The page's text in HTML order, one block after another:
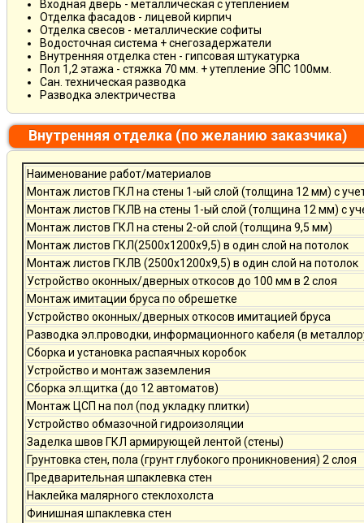
Входная дверь - металлическая с утеплением
Отделка фасадов - лицевой кирпич
Отделка свесов - металлические софиты
Водосточная система + снегозадержатели
Внутренняя отделка стен - гипсовая штукатурка
Пол 1,2 этажа - стяжка 70 мм. + утепление ЭПС 100мм.
Сан. техническая разводка
Разводка электричества
Внутренняя отделка (по желанию заказчика)
Наименование работ/материалов
Монтаж листов ГКЛ на стены 1-ый слой (толщина 12 мм) с
Монтаж листов ГКЛВ на стены 1-ый слой (толщина 12 мм) с
Монтаж листов ГКЛ на стены 2-ой слой (толщина 9,5 мм)
Монтаж листов ГКЛ(2500х1200х9,5) в один слой на потолок
Монтаж листов ГКЛВ (2500х1200х9,5) в один слой на потолок
Устройство оконных/дверных откосов до 100 мм в 2 слоя
Монтаж имитации бруса по обрешетке
Устройство оконных/дверных откосов имитацией бруса
Разводка эл.проводки, информационного кабеля (в
Сборка и установка распаячных коробок
Устройство и монтаж заземления
Сборка эл.щитка (до 12 автоматов)
Монтаж ЦСП на пол (под укладку плитки)
Устройство обмазочной гидроизоляции
Заделка швов ГКЛ армирующей лентой (стены)
Грунтовка стен, пола (грунт глубокого проникновения) 2 слоя
Предварительная шпаклевка стен
Наклейка малярного стеклохолста
Финишная шпаклевка стен